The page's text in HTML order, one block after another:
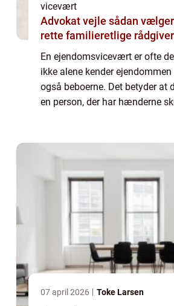
vicevært
Advokat vejle sådan vælger du den
rette familieretlige rådgiver
En ejendomsvicevært er ofte
ikke alene kender ejendommen
også beboerne. Det betyder at
en person, der har hænderne
07 april 2026 Toke Larsen